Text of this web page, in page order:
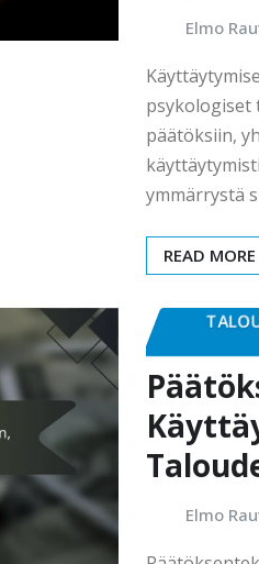
Elmo
psykologiset
päätöksiin,
ymmärrystä
READ MORE
Elmo